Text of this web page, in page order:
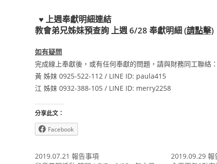
♥ 上週奉獻明細連結
教會弟兄姊妹預查詢 上週 6/28 奉獻明細(請點擊)
如有疑問
完成線上奉獻後，或有任何奉獻的問題，請與財務同工聯絡：
黃 姊妹 0925-522-112 / LINE ID: paula415
江 姊妹 0932-388-105 / LINE ID: merry2258
分享此文：
Facebook
2019.07.21 報告事項
2019.09.29 報